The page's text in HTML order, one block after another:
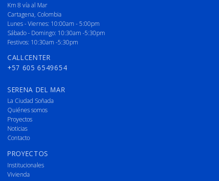
Km 8 vía al Mar
Cartagena, Colombia
Lunes - Viernes: 10:00am - 5:00pm
Sábado - Domingo: 10:30am -5:30pm
Festivos: 10:30am -5:30pm
CALLCENTER
+57 605 6549654
SERENA DEL MAR
La Ciudad Soñada
Quiénes somos
Proyectos
Noticias
Contacto
PROYECTOS
Institucionales
Vivienda